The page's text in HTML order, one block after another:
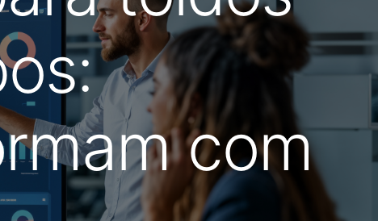
com